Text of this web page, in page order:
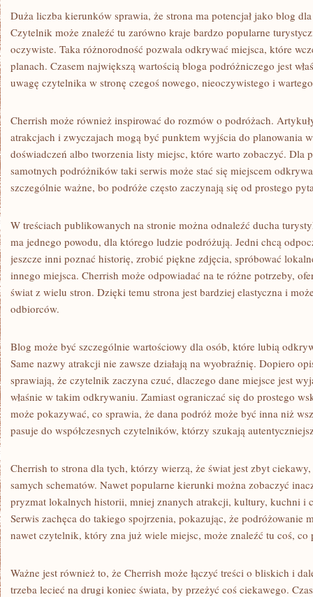
Duża liczba kierunków sprawia, że strona ma potencjał jako blog
Czytelnik może znaleźć tu zarówno kraje bardzo popularne
oczywiste. Taka różnorodność pozwala odkrywać miejsca, które
planach. Czasem największą wartością bloga podróżniczego jest
uwagę czytelnika w stronę czegoś nowego, nieoczywistego i
Cherrish może również inspirować do rozmów o podróżach.
atrakcjach i zwyczajach mogą być punktem wyjścia do planowania
doświadczeń albo tworzenia listy miejsc, które warto zobaczyć. Dla
samotnych podróżników taki serwis może stać się miejscem
szczególnie ważne, bo podróże często zaczynają się od prostego
W treściach publikowanych na stronie można odnaleźć ducha
ma jednego powodu, dla którego ludzie podróżują. Jedni chcą
jeszcze inni poznać historię, zrobić piękne zdjęcia, spróbować
innego miejsca. Cherrish może odpowiadać na te różne potrzeby,
świat z wielu stron. Dzięki temu strona jest bardziej elastyczna i
odbiorców.
Blog może być szczególnie wartościowy dla osób, które lubią
Same nazwy atrakcji nie zawsze działają na wyobraźnię. Dopiero
sprawiają, że czytelnik zaczyna czuć, dlaczego dane miejsce jest
właśnie w takim odkrywaniu. Zamiast ograniczać się do prostego
może pokazywać, co sprawia, że dana podróż może być inna niż
pasuje do współczesnych czytelników, którzy szukają
Cherrish to strona dla tych, którzy wierzą, że świat jest zbyt
samych schematów. Nawet popularne kierunki można zobaczyć
pryzmat lokalnych historii, mniej znanych atrakcji, kultury, kuchni i
Serwis zachęca do takiego spojrzenia, pokazując, że podróżowanie
nawet czytelnik, który zna już wiele miejsc, może znaleźć tu coś, co
Ważne jest również to, że Cherrish może łączyć treści o bliskich i
trzeba lecieć na drugi koniec świata, by przeżyć coś ciekawego.